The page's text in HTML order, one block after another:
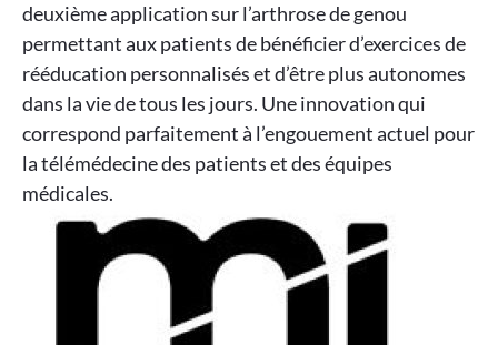
deuxième application sur l’arthrose de genou
permettant aux patients de bénéficier d’exercices de
rééducation personnalisés et d’être plus autonomes
dans la vie de tous les jours. Une innovation qui
correspond parfaitement à l’engouement actuel pour
la télémédecine des patients et des équipes
médicales.